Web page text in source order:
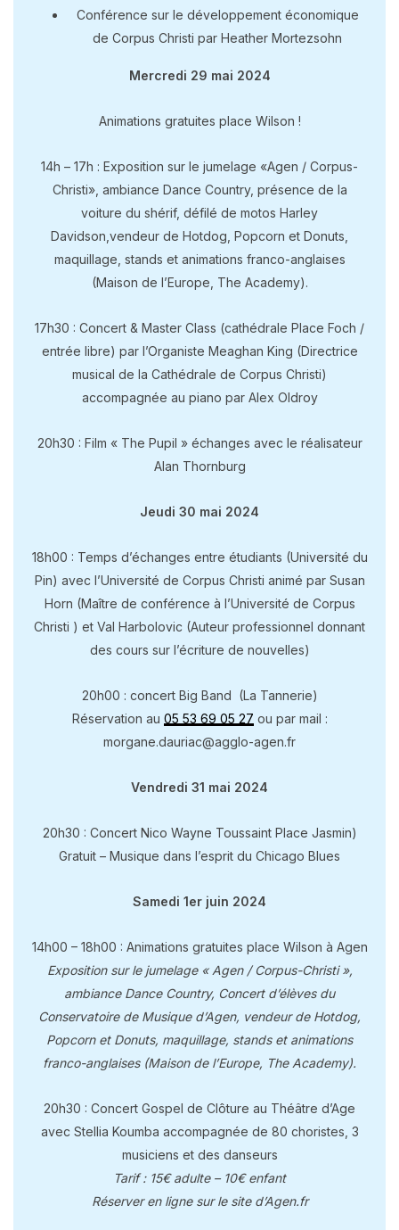
Conférence sur le développement économique
de Corpus Christi par Heather Mortezsohn
Mercredi 29 mai 2024
Animations gratuites place Wilson !
14h – 17h : Exposition sur le jumelage «Agen / Corpus-
Christi», ambiance Dance Country, présence de la
voiture du shérif, défilé de motos Harley
Davidson,vendeur de Hotdog, Popcorn et Donuts,
maquillage, stands et animations franco-anglaises
(Maison de l’Europe, The Academy).
17h30 : Concert & Master Class (cathédrale Place Foch /
entrée libre) par l’Organiste Meaghan King (Directrice
musical de la Cathédrale de Corpus Christi)
accompagnée au piano par Alex Oldroy
20h30 : Film « The Pupil » échanges avec le réalisateur
Alan Thornburg
Jeudi 30 mai 2024
18h00 : Temps d’échanges entre étudiants (Université du
Pin) avec l’Université de Corpus Christi animé par Susan
Horn (Maître de conférence à l’Université de Corpus
Christi ) et Val Harbolovic (Auteur professionnel donnant
des cours sur l’écriture de nouvelles)
20h00 : concert Big Band (La Tannerie)
Réservation au 05 53 69 05 27 ou par mail :
morgane.dauriac@agglo-agen.fr
Vendredi 31 mai 2024
20h30 : Concert Nico Wayne Toussaint Place Jasmin)
Gratuit – Musique dans l’esprit du Chicago Blues
Samedi 1er juin 2024
14h00 – 18h00 : Animations gratuites place Wilson à Agen
Exposition sur le jumelage « Agen / Corpus-Christi »,
ambiance Dance Country, Concert d’élèves du
Conservatoire de Musique d’Agen, vendeur de Hotdog,
Popcorn et Donuts, maquillage, stands et animations
franco-anglaises (Maison de l’Europe, The Academy).
20h30 : Concert Gospel de Clôture au Théâtre d’Age
avec Stellia Koumba accompagnée de 80 choristes, 3
musiciens et des danseurs
Tarif : 15€ adulte – 10€ enfant
Réserver en ligne sur le site d’Agen.fr